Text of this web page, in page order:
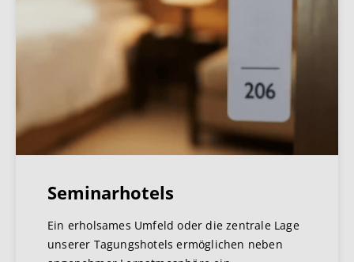
Seminarhotels
Ein erholsames Umfeld oder die zentrale Lage
unserer Tagungshotels ermöglichen neben